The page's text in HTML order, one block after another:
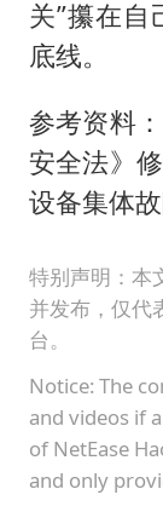
关”攥在
底线。
参考资料
安全法》
设备集体
特别声明：本
并发布，仅代
台。
Notice: The
and videos if
of NetEase
and only